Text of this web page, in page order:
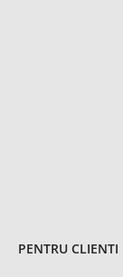
PENTRU CLIENTI